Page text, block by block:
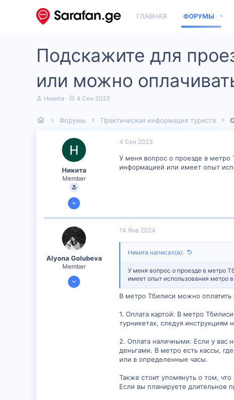
ГЛАВНАЯ ФОРУМЫ
Подскажите для
или можно
А
о
Никита
Д
а
а
ч
а
л
а
4 Сен 2023
Форумы Практическая информация туриста
Никита
Member
3 Сен 2023
4 Сен 2023
У меня вопрос о проезде в метро
информацией или имеет опыт
Alyona Golubeva
Member
11 Янв 2024
14 Янв 2024
Никита написал(а):
У меня вопрос о проезде в метро
имеет опыт использования метро
В метро Тбилиси можно оплатить
1. Оплата картой: В метро
турникетах, следуя инструкциям
2. Оплата наличными: Если у вас
деньгами. В метро есть кассы,
или в определенные часы.
Также стоит упомянуть о том,
Если вы планируете длительное